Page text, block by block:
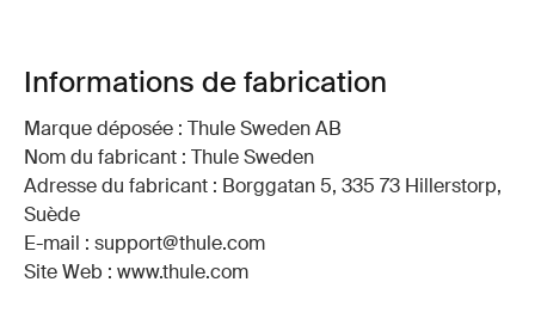
Informations de fabrication
Marque déposée : Thule Sweden AB
Nom du fabricant : Thule Sweden
Adresse du fabricant : Borggatan 5, 335 73 Hillerstorp,
Suède
E-mail : support@thule.com
Site Web : www.thule.com